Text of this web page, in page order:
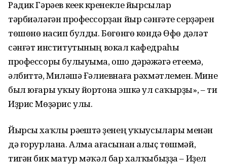
Радик Гәрәев кеүек күренекле йырсылар
тәрбиәләгән профессорҙан йыр сәнғәте серҙәрен
төшөнөү насип булды. Бөгөнгө көндә Өфө дәүләт
сәнғәт институтының вокал кафедраһы
профессоры булыуыма, ошо дәрәжәгә етеүемә,
әлбиттә, Миләүшә Ғәлиевнаға рәхмәтлемен. Мине
был юғары уҡыу йортона эшкә ул саҡырҙы», – ти
Иҙрис Мөҙәрис улы.
Йырсы хаҡлы рәүештә үҙенең уҡыусылары менән
дә ғорурлана. Алма ағасынан алыҫ төшмәй,
тигән бик матур мәҡәл бар халҡыбыҙҙа – Иҙел